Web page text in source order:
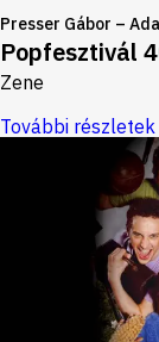
Presser Gábor –
Popfesztivál
Zene
További részletek